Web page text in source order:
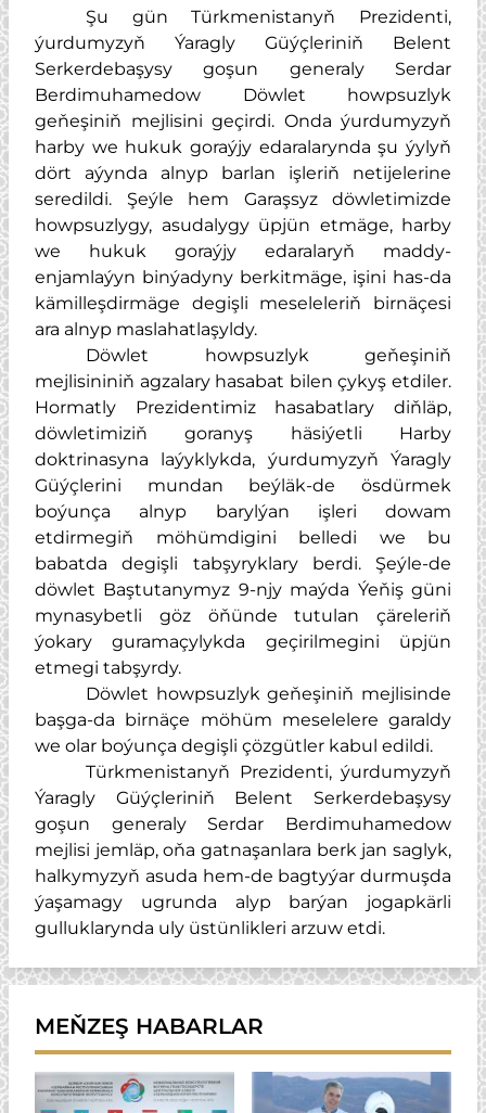
Şu gün Türkmenistanyň Prezidenti,
ýurdumyzyň Ýaragly Güýçleriniň Belent
Serkerdebaşysy goşun generaly Serdar
Berdimuhamedow Döwlet howpsuzlyk
geňeşiniň mejlisini geçirdi. Onda ýurdumyzyň
harby we hukuk goraýjy edaralarynda şu ýylyň
dört aýynda alnyp barlan işleriň netijelerine
seredildi. Şeýle hem Garaşsyz döwletimizde
howpsuzlygy, asudalygy üpjün etmäge, harby
we hukuk goraýjy edaralaryň maddy-
enjamlaýyn binýadyny berkitmäge, işini has-da
kämilleşdirmäge degişli meseleleriň birnäçesi
ara alnyp maslahatlaşyldy.
Döwlet howpsuzlyk geňeşiniň
mejlisininiň agzalary hasabat bilen çykyş etdiler.
Hormatly Prezidentimiz hasabatlary diňläp,
döwletimiziň goranyş häsiýetli Harby
doktrinasyna laýyklykda, ýurdumyzyň Ýaragly
Güýçlerini mundan beýläk-de ösdürmek
boýunça alnyp barylýan işleri dowam
etdirmegiň möhümdigini belledi we bu
babatda degişli tabşyryklary berdi. Şeýle-de
döwlet Baştutanymyz 9-njy maýda Ýeňiş güni
mynasybetli göz öňünde tutulan çäreleriň
ýokary guramaçylykda geçirilmegini üpjün
etmegi tabşyrdy.
Döwlet howpsuzlyk geňeşiniň mejlisinde
başga-da birnäçe möhüm meselelere garaldy
we olar boýunça degişli çözgütler kabul edildi.
Türkmenistanyň Prezidenti, ýurdumyzyň
Ýaragly Güýçleriniň Belent Serkerdebaşysy
goşun generaly Serdar Berdimuhamedow
mejlisi jemläp, oňa gatnaşanlara berk jan saglyk,
halkymyzyň asuda hem-de bagtyýar durmuşda
ýaşamagy ugrunda alyp barýan jogapkärli
gulluklarynda uly üstünlikleri arzuw etdi.
MEŇZEŞ HABARLAR